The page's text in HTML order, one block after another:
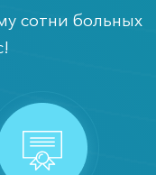
сотни больных